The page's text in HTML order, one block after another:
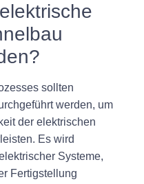
sollten
werden, um
der elektrischen
Es wird
Systeme,
Fertigstellung